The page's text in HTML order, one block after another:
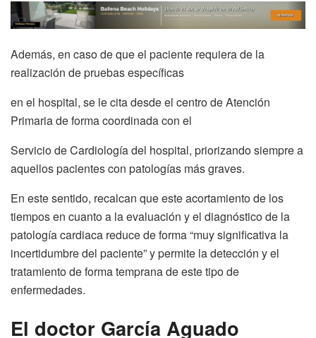
Además, en caso de que el paciente requiera de la
realización de pruebas específicas
en el hospital, se le cita desde el centro de Atención
Primaria de forma coordinada con el
Servicio de Cardiología del hospital, priorizando siempre a
aquellos pacientes con patologías más graves.
En este sentido, recalcan que este acortamiento de los
tiempos en cuanto a la evaluación y el diagnóstico de la
patología cardiaca reduce de forma “muy significativa la
incertidumbre del paciente” y permite la detección y el
tratamiento de forma temprana de este tipo de
enfermedades.
El doctor García Aguado